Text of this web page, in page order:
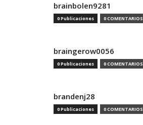
brainbolen9281
0 Publicaciones 0 COMENTARIOS
braingerow0056
0 Publicaciones 0 COMENTARIOS
brandenj28
0 Publicaciones 0 COMENTARIOS